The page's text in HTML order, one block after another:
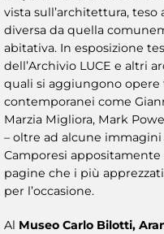
vista sull’architettura,
diversa da quella
abitativa. In esposizione
dell’Archivio LUCE e altri
quali si aggiungono
contemporanei come
Marzia Migliora, Mark
– oltre ad alcune immagini
Camporesi
pagine che i più
per l’occasione.
Al Museo Carlo Bilotti,